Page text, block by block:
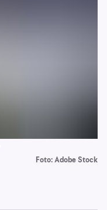
Foto: Adobe Stock